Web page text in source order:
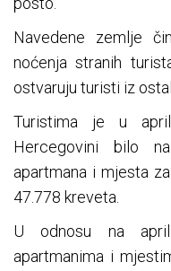
Navedene zemlje
noćenja stranih
ostvaruju turisti iz
Turistima je u
Hercegovini bilo
apartmana i mjesta
47.778 kreveta.
U odnosu na
apartmanima i